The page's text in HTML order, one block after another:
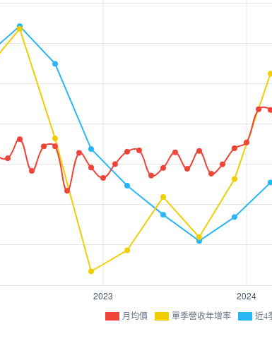
月均價 單季營收年增率 近4